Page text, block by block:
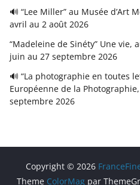
🔊 “Lee Miller” au Musée d’Art
avril au 2 août 2026
“Madeleine de Sinéty” Une vie,
juin au 27 septembre 2026
🔊 “La photographie en toutes
Européenne de la
septembre 2026
Copyright © 2026
Theme ColorMagpar